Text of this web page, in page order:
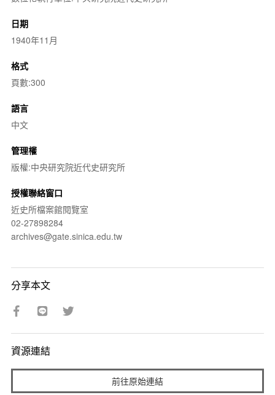
日期
1940年11月
格式
頁數:300
語言
中文
管理權
版權:中央研究院近代史研究所
授權聯絡窗口
近史所檔案館閱覽室
02-27898284
archives@gate.sinica.edu.tw
分享本文
資源連結
前往原始連結